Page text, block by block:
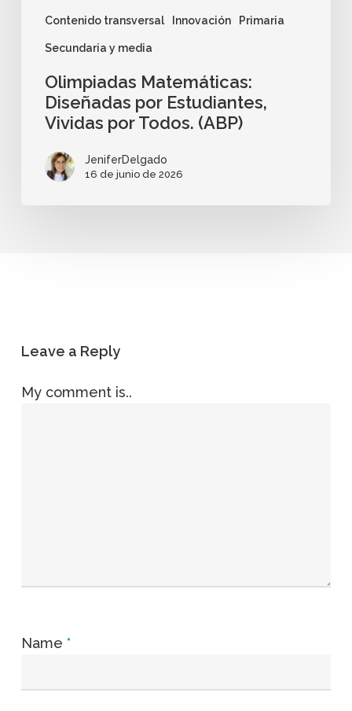
Contenido transversal Innovación Primaria
Secundaria y media
Olimpiadas Matemáticas:
Diseñadas por Estudiantes,
Vividas por Todos. (ABP)
JeniferDelgado
16 de junio de 2026
Leave a Reply
My comment is..
Name *